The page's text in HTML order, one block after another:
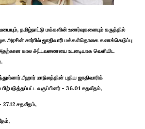
தமிழ்நாட்டு மக்களின் உணர்வுகளையும் கருத்தில்
அரசின் சார்பில் ஜாதிவாரி மக்கள்தொகை கணக்கெடுப்பு
கால அட்டவணையை உடனடியாக வெளியிட
மாநிலத்தின் புதிய ஜாதிவாரிக்
பிற்படுத்தப்பட்ட வகுப்பினர் - 36.01 சதவீதம்,
- 27.12 சதவீதம்,